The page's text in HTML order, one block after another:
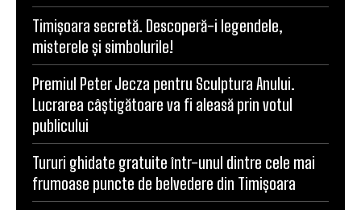
Timișoara secretă. Descoperă-i legendele,
misterele și simbolurile!
Premiul Peter Jecza pentru Sculptura Anului.
Lucrarea câștigătoare va fi aleasă prin votul
publicului
Tururi ghidate gratuite într-unul dintre cele mai
frumoase puncte de belvedere din Timișoara